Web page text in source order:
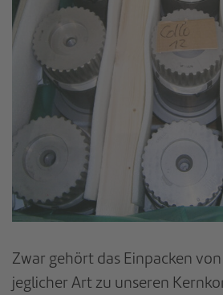
Zwar gehört das Einpacken
jeglicher Art zu unseren